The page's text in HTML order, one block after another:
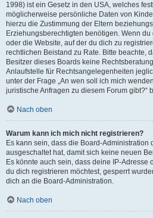
1998) ist ein Gesetz in den USA, welches
möglicherweise persönliche Daten von
hierzu die Zustimmung der Eltern
Erziehungsberechtigten benötigen. Wenn
oder die Website, auf der du dich zu
rechtlichen Beistand zu Rate. Bitte beachte,
Besitzer dieses Boards keine
Anlaufstelle für Rechtsangelegenheiten
unter der Frage „An wen soll ich mich
juristische Anfragen zu diesem Forum gibt?“
Nach oben
Warum kann ich mich nicht registrieren?
Es kann sein, dass die Board-Administration
ausgeschaltet hat, damit sich keine neuen
Es könnte auch sein, dass deine IP-Adresse
du dich registrieren möchtest, gesperrt
dich an die Board-Administration.
Nach oben